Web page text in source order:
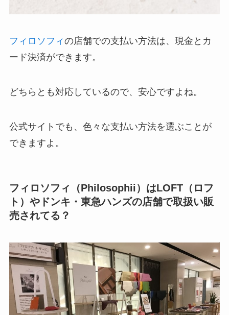
フィロソフィの店舗での支払い方法は、現金とカ
ード決済ができます。
どちらとも対応しているので、安心ですよね。
公式サイトでも、色々な支払い方法を選ぶことが
できますよ。
フィロソフィ（Philosophii）はLOFT（ロフ
ト）やドンキ・東急ハンズの店舗で取扱い販
売されてる？